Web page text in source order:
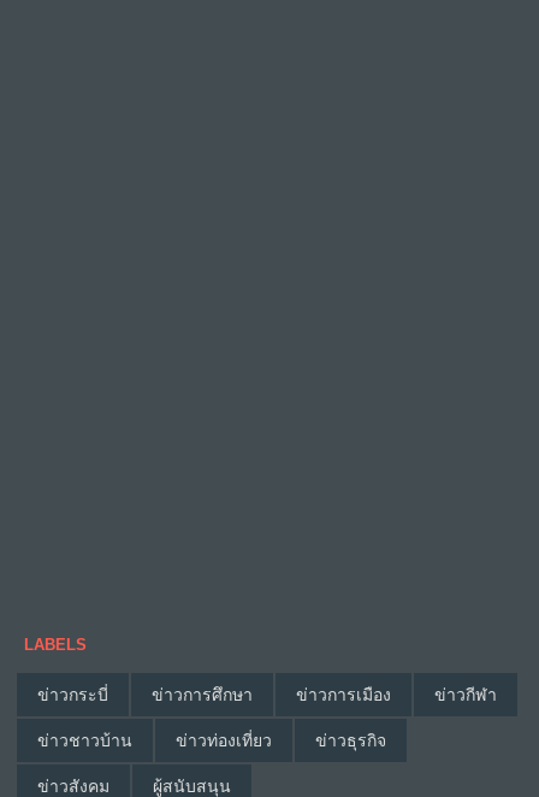
LABELS
ข่าวกระบี่ ข่าวการศึกษา ข่าวการเมือง ข่าวกีฬา
ข่าวชาวบ้าน ข่าวท่องเที่ยว ข่าวธุรกิจ
ข่าวสังคม ผู้สนับสนุน